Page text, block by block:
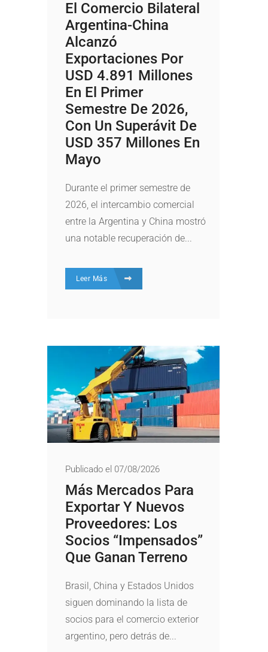
El Comercio Bilateral
Argentina-China
Alcanzó
Exportaciones Por
USD 4.891 Millones
En El Primer
Semestre De 2026,
Con Un Superávit De
USD 357 Millones En
Mayo
Durante el primer semestre de
2026, el intercambio comercial
entre la Argentina y China mostró
una notable recuperación de...
Leer Más
Publicado el 07/08/2026
Más Mercados Para
Exportar Y Nuevos
Proveedores: Los
Socios “impensados”
Que Ganan Terreno
Brasil, China y Estados Unidos
siguen dominando la lista de
socios para el comercio exterior
argentino, pero detrás de...